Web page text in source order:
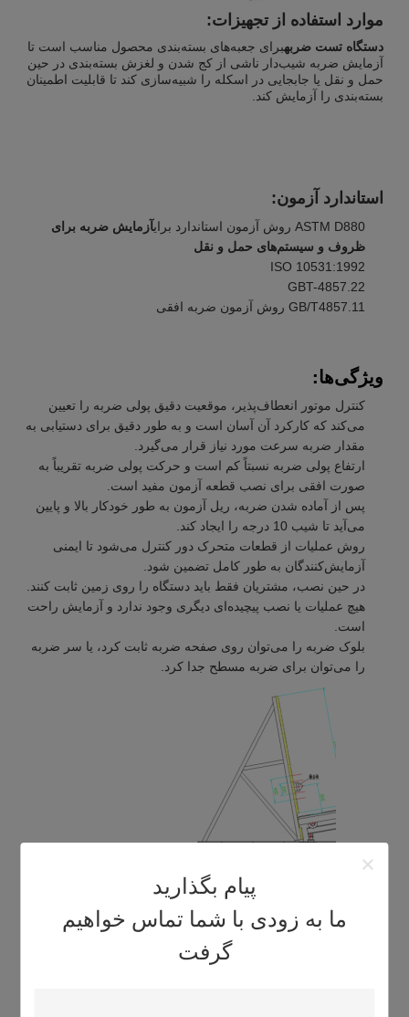
پیام بگذارید
ما به زودی با شما تماس خواهیم
گرفت
موارد استفاده از تجهیزات:
دستگاه تست ضربهبرای جعبه‌های بسته‌بندی محصول مناسب است تا
آزمایش ضربه شیب‌دار ناشی از کج شدن و لغزش بسته‌بندی در حین
حمل و نقل یا جابجایی در اسکله را شبیه‌سازی کند تا قابلیت اطمینان
بسته‌بندی را آزمایش کند.
استاندارد آزمون:
ASTM D880 روش آزمون استاندارد برای
آزمایش ضربه برای
ظروف و سیستم‌های حمل و نقل
ISO 10531:1992
GBT-4857.22
GB/T4857.11 روش آزمون ضربه افقی
ویژگی‌ها:
کنترل موتور انعطاف‌پذیر، موقعیت دقیق پولی ضربه را تعیین
می‌کند که کارکرد آن آسان است و به طور دقیق برای دستیابی به
مقدار ضربه سرعت مورد نیاز قرار می‌گیرد.
ارتفاع پولی ضربه نسبتاً کم است و حرکت پولی ضربه تقریباً به
صورت افقی برای نصب قطعه آزمون مفید است.
پس از آماده شدن ضربه، ریل آزمون به طور خودکار بالا و پایین
می‌آید تا شیب 10 درجه را ایجاد کند.
روش عملیات از قطعات متحرک دور کنترل می‌شود تا ایمنی
آزمایش‌کنندگان به طور کامل تضمین شود.
در حین نصب، مشتریان فقط باید دستگاه را روی زمین ثابت کنند.
هیچ عملیات یا نصب پیچیده‌ای دیگری وجود ندارد و آزمایش راحت
است.
بلوک ضربه را می‌توان روی صفحه ضربه ثابت کرد، یا سر ضربه
را می‌توان برای ضربه مسطح جدا کرد.
روش آزمون ساده است و آزمون در دو مرحله تکمیل می‌شود.
سرعت ضربه در زمان واقعی نمایش داده می‌شود.
پارامترهای فنی: